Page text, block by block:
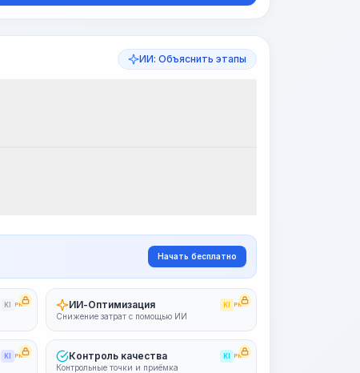
ИИ: Объяснить этапы
Начать бесплатно
KI PRO ИИ-Оптимизация KI PRO
Снижение затрат с помощью ИИ
KI PRO Контроль качества KI PRO
Контрольные точки и приёмка